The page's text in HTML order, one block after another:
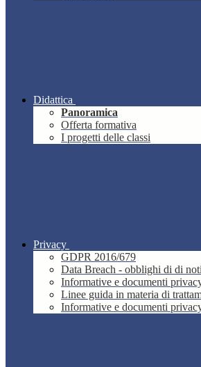
Didattica
Panoramica
Offerta formativa
I progetti delle classi
Privacy
GDPR 2016/679
Data Breach - obblighi di di
Informative e documenti
Linee guida in materia di
Informative e documenti